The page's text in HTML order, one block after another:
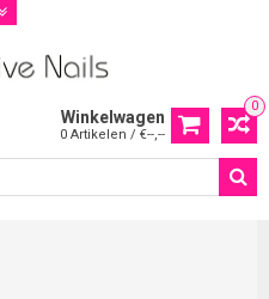
0
Winkelwagen
0 Artikelen / €--,--